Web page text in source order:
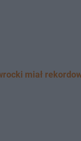
miał